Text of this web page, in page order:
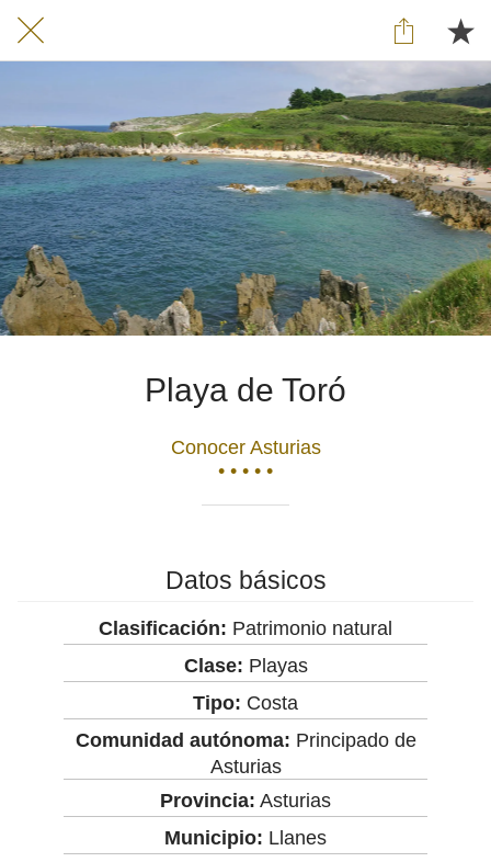
Playa de Toró
Conocer Asturias
• • • • •
Datos básicos
Clasificación: Patrimonio natural
Clase: Playas
Tipo: Costa
Comunidad autónoma: Principado de
Asturias
Provincia: Asturias
Municipio: Llanes